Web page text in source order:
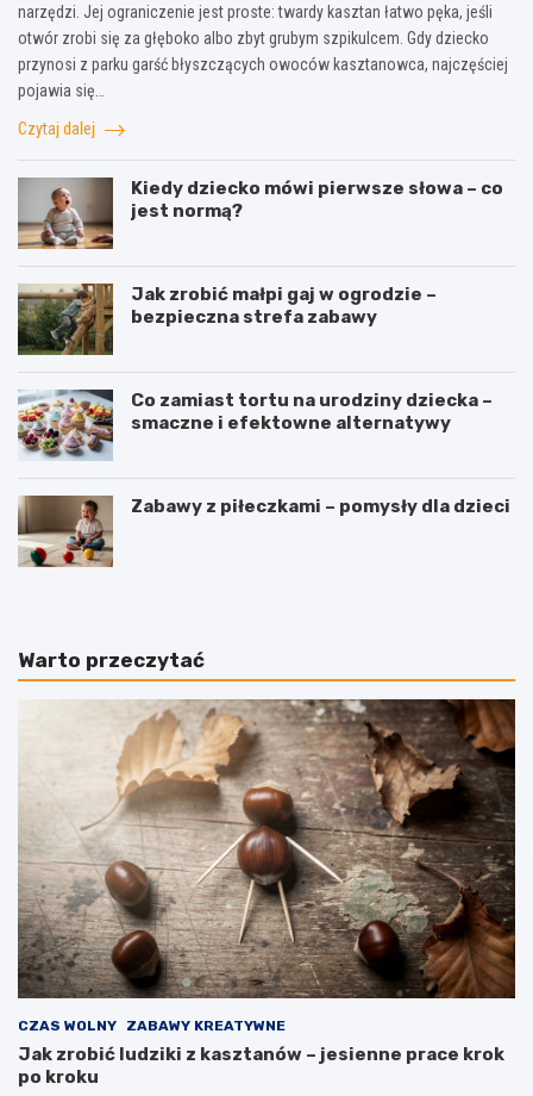
narzędzi. Jej ograniczenie jest proste: twardy kasztan łatwo pęka, jeśli
otwór zrobi się za głęboko albo zbyt grubym szpikulcem. Gdy dziecko
przynosi z parku garść błyszczących owoców kasztanowca, najczęściej
pojawia się…
Czytaj dalej
Kiedy dziecko mówi pierwsze słowa – co
jest normą?
Jak zrobić małpi gaj w ogrodzie –
bezpieczna strefa zabawy
Co zamiast tortu na urodziny dziecka –
smaczne i efektowne alternatywy
Zabawy z piłeczkami – pomysły dla dzieci
Warto przeczytać
CZAS WOLNY ZABAWY KREATYWNE
Jak zrobić ludziki z kasztanów – jesienne prace krok
po kroku